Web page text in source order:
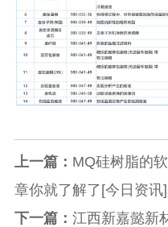
上一篇： MQ硅树脂的
章你就了解了[今日资讯]
下一篇： 江西新嘉懿新